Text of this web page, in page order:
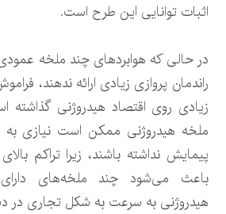
اثبات توانایی این طرح است.
در حالی که هوابردهای چند ملخه
راندمان پروازی زیادی ارائه ندهند،
زیادی روی اقتصاد هیدروژنی گذاشته
ملخه هیدروژنی ممکن است نیازی به
پیمایش نداشته باشند، زیرا تراکم
باعث می‌شود چند ملخه‌های
هیدروژنی به سرعت به شکل تجاری در